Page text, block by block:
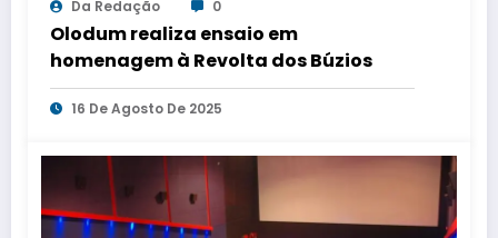
Da Redação 0
Olodum realiza ensaio em
homenagem à Revolta dos Búzios
16 De Agosto De 2025